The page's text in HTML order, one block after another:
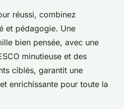
réussi, combinez
et pédagogie. Une
bien pensée, avec une
minutieuse et des
ciblés, garantit une
enrichissante pour toute la